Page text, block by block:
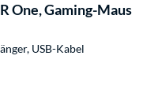
One, Gaming-Maus
USB-Kabel